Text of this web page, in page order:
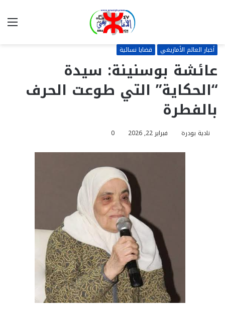
أخبار العالم الأمازيغي قضايا نسائية
عائشة بوسنينة: سيدة
“الحكاية” التي طوعت الحرف
بالفطرة
نادية بودرة فبراير 22, 2026 0